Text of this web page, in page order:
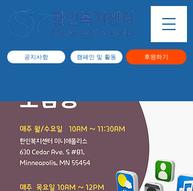
공지사항 캠페인 및 활동 후원하기